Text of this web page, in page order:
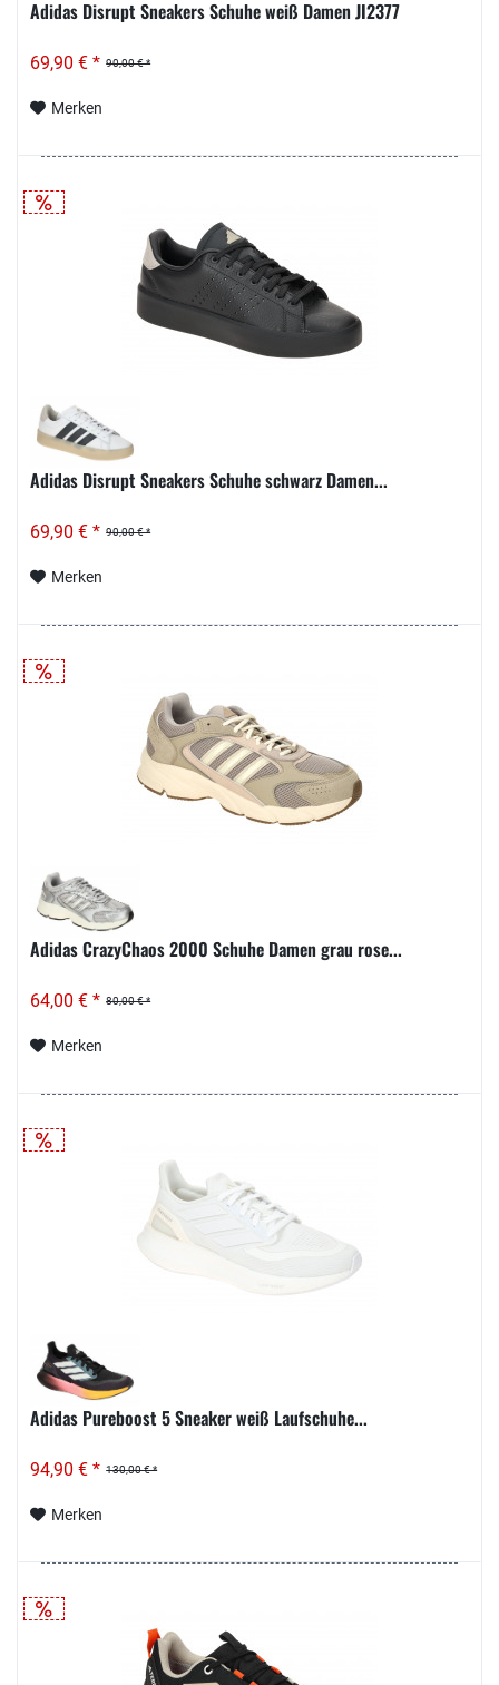
Adidas Disrupt Sneakers Schuhe weiß Damen JI2377
90,00 € *
69,90 € *
Merken
Adidas Disrupt Sneakers Schuhe schwarz Damen...
90,00 € *
69,90 € *
Merken
Adidas CrazyChaos 2000 Schuhe Damen grau rose...
80,00 € *
64,00 € *
Merken
Adidas Pureboost 5 Sneaker weiß Laufschuhe...
130,00 € *
94,90 € *
Merken